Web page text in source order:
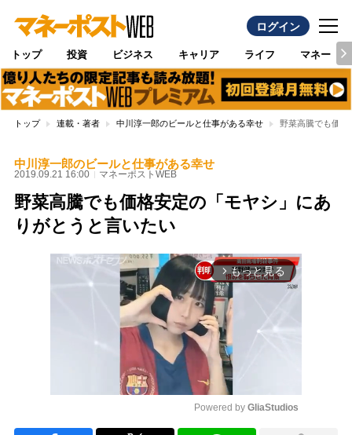
ログイン
トップ 投資 ビジネス キャリア ライフ マネー
トップ 連載・著者 中川淳一郎のビールと仕事がある幸せ 野菜高騰でも価格
中川淳一郎のビールと仕事がある幸せ
2019.09.21 16:00 マネーポストWEB
野菜高騰でも価格安定の「モヤシ」にあ
りがとうと言いたい
arrow_forward_ios もっと見る
Powered by GliaStudios